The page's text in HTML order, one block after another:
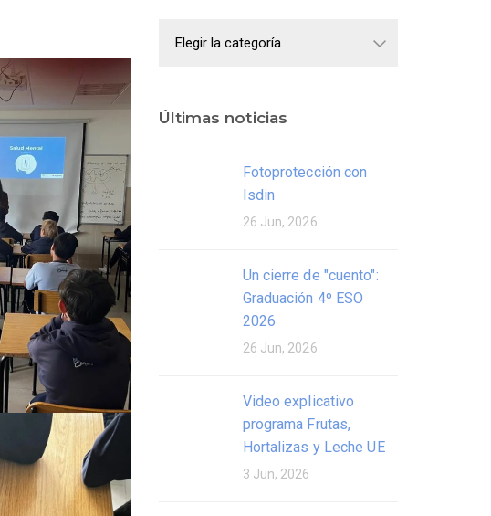
Últimas noticias
Fotoprotección con
Isdin
26 Jun, 2026
Un cierre de "cuento":
Graduación 4º ESO
2026
26 Jun, 2026
Video explicativo
programa Frutas,
Hortalizas y Leche UE
3 Jun, 2026